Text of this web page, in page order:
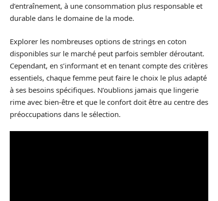
d’entraînement, à une consommation plus responsable et
durable dans le domaine de la mode.
Explorer les nombreuses options de strings en coton
disponibles sur le marché peut parfois sembler déroutant.
Cependant, en s’informant et en tenant compte des critères
essentiels, chaque femme peut faire le choix le plus adapté
à ses besoins spécifiques. N’oublions jamais que lingerie
rime avec bien-être et que le confort doit être au centre des
préoccupations dans le sélection.